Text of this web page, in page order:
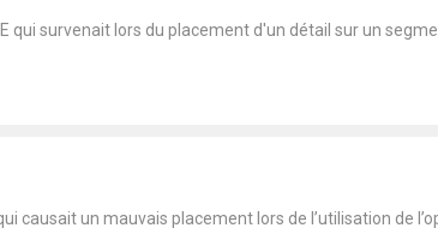
qui survenait lors du placement d'un détail sur un
causait un mauvais placement lors de l’utilisation de